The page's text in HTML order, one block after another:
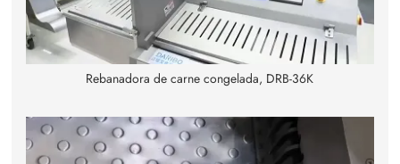
Rebanadora de carne congelada, DRB-36K